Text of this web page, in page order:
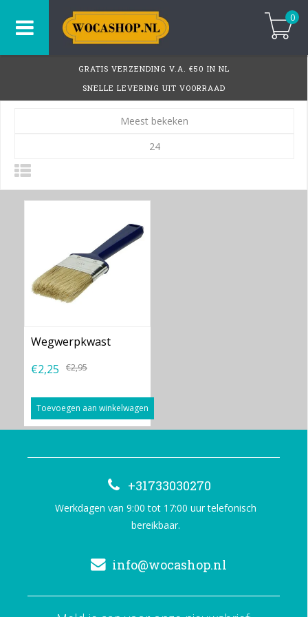
0
GRATIS VERZENDING V.A. €50 IN NL
SNELLE LEVERING UIT VOORRAAD
Meest bekeken
24
Wegwerpkwast
€2,25
€2,95
Toevoegen aan winkelwagen
+31733030270
Werkdagen van 9:00 tot 17:00 uur telefonisch
bereikbaar.
info@wocashop.nl